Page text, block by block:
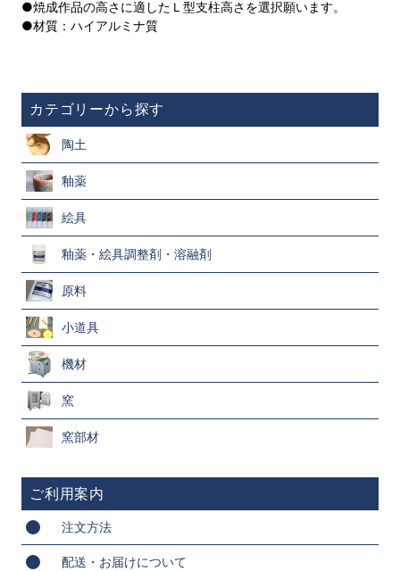
カテゴリーから探す
陶土
釉薬
絵具
釉薬・絵具調整剤・溶融剤
原料
小道具
機材
窯
窯部材
ご利用案内
注文方法
配送・お届けについて
●焼成作品の高さに適したＬ型支柱高さを選択願います。
●材質：ハイアルミナ質